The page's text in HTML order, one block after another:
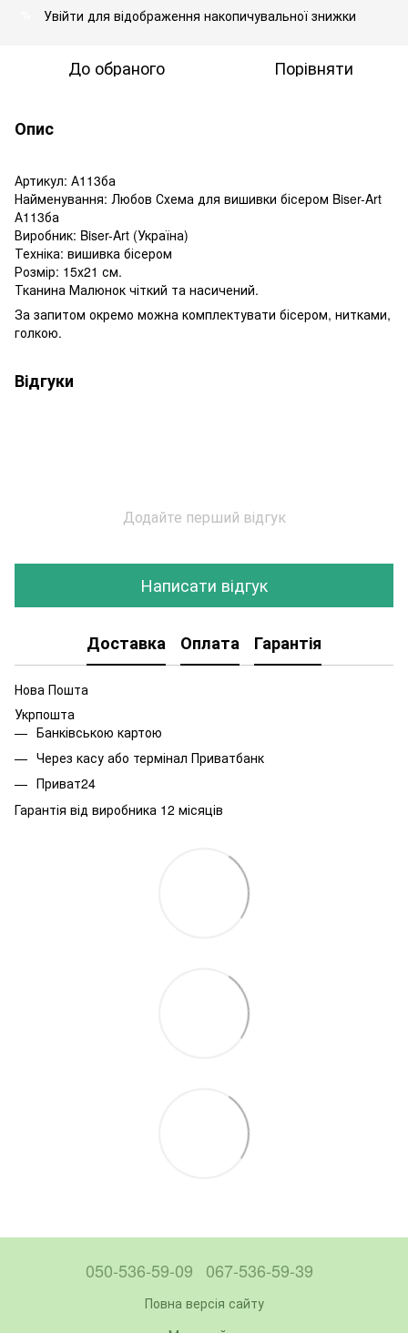
Увійти для відображення накопичувальної знижки
До обраного Порівняти
Опис
Артикул: А113ба
Найменування: Любов Схема для вишивки бісером Biser-Art
А113ба
Виробник: Biser-Art (Україна)
Техніка: вишивка бісером
Розмір: 15х21 см.
Тканина Малюнок чіткий та насичений.
За запитом окремо можна комплектувати бісером, нитками,
голкою.
Відгуки
Додайте перший відгук
Написати відгук
Доставка Оплата Гарантія
Нова Пошта
Укрпошта
Банківською картою
Через касу або термінал Приватбанк
Приват24
Гарантія від виробника 12 місяців
050-536-59-09 067-536-59-39
Повна версія сайту